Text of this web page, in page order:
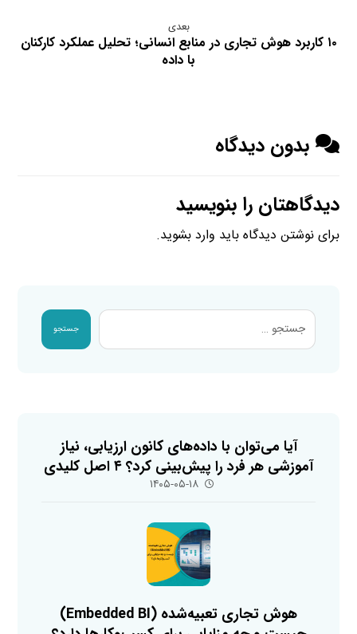
بعدی
۱۰ کاربرد هوش تجاری در منابع انسانی؛ تحلیل عملکرد کارکنان
با داده
بدون دیدگاه
دیدگاهتان را بنویسید
برای نوشتن دیدگاه باید وارد بشوید.
جستجو
آیا می‌توان با داده‌های کانون ارزیابی، نیاز
آموزشی هر فرد را پیش‌بینی کرد؟ ۴ اصل کلیدی
۱۴۰۵-۰۵-۱۸
هوش تجاری تعبیه‌شده (Embedded BI)